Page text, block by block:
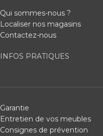
Qui sommes-nous ?
Localiser nos magasins
Contactez-nous
INFOS PRATIQUES
Garantie
Entretien de vos meubles
Consignes de prévention